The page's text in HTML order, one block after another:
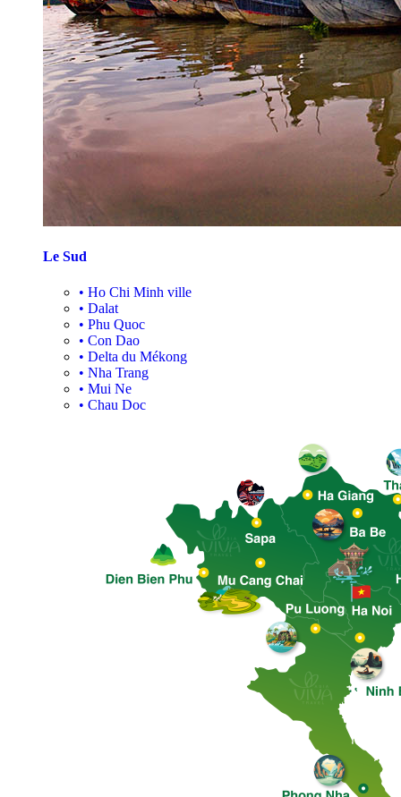
Le Sud
• Ho Chi Minh ville
• Dalat
• Phu Quoc
• Con Dao
• Delta du Mékong
• Nha Trang
• Mui Ne
• Chau Doc